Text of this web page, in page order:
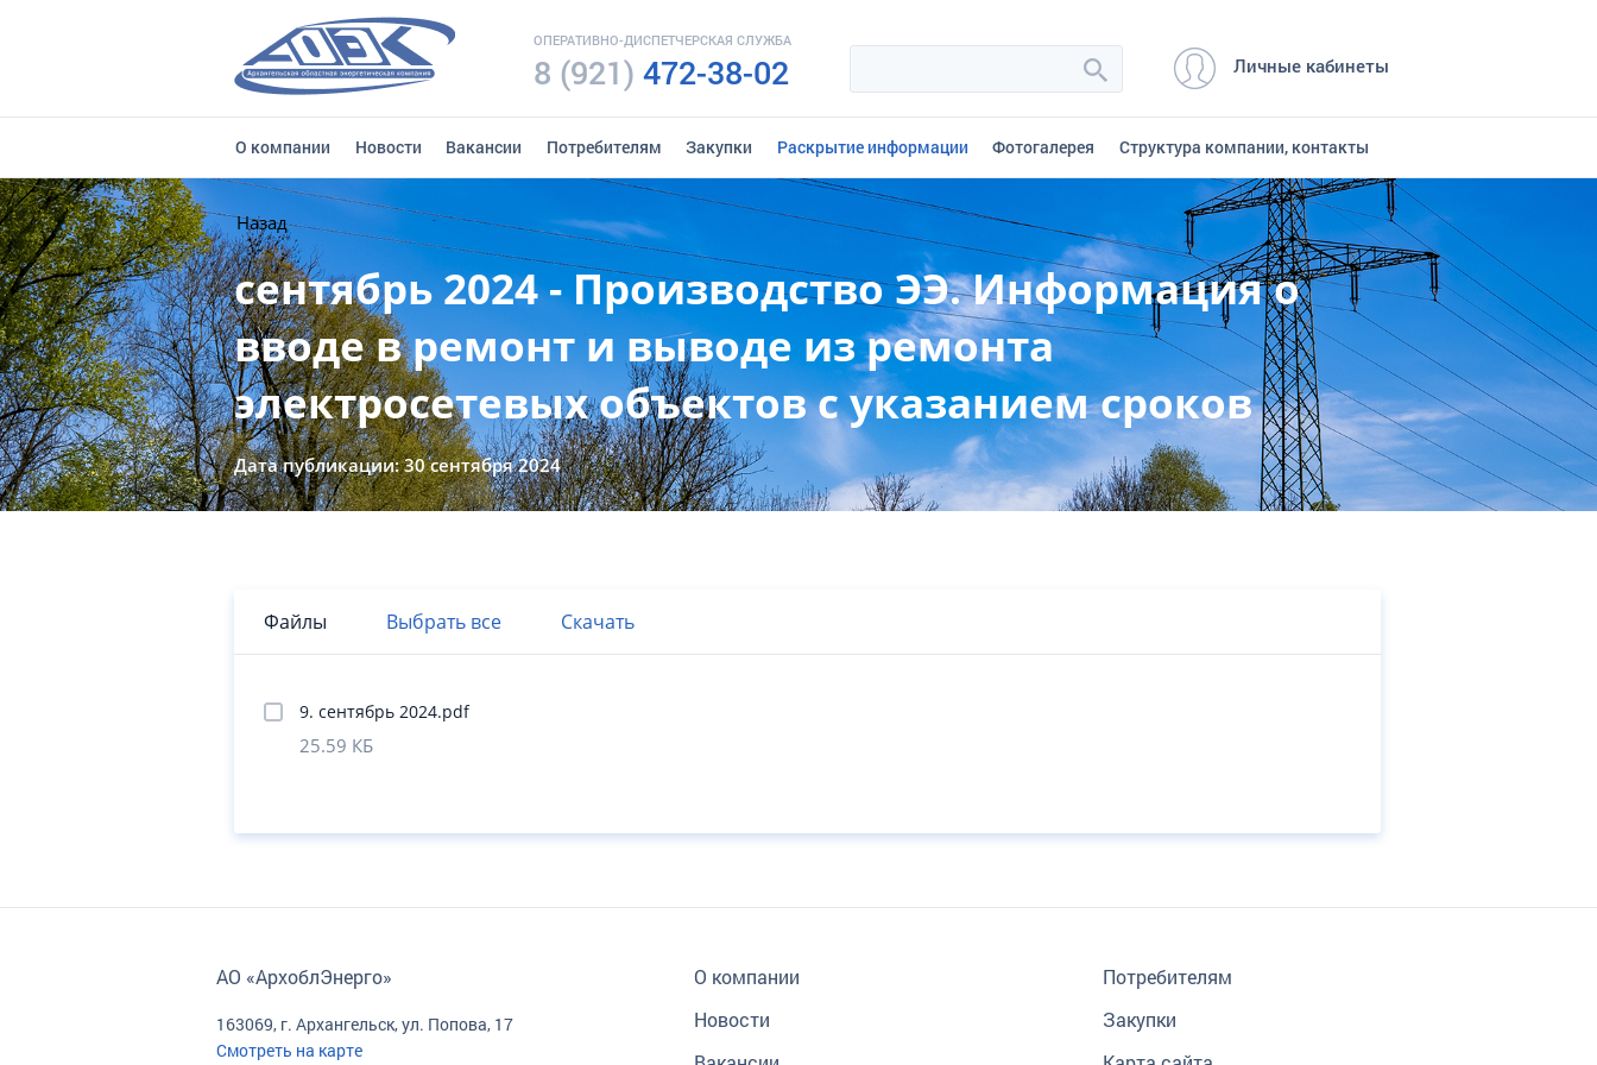
ОПЕРАТИВНО-ДИСПЕТЧЕРСКАЯ СЛУЖБА
8 (921) 472-38-02 Личные кабинеты
О компании Новости Вакансии Потребителям Закупки Раскрытие информации Фотогалерея Структура компании, контакты
Назад
сентябрь 2024 - Производство ЭЭ. Информация о
вводе в ремонт и выводе из ремонта
электросетевых объектов с указанием сроков
Дата публикации: 30 сентября 2024
Файлы Выбрать все Скачать
9. сентябрь 2024.pdf
25.59 КБ
АО «АрхоблЭнерго»
163069, г. Архангельск, ул. Попова, 17
Смотреть на карте
О компании
Новости
Потребителям
Закупки